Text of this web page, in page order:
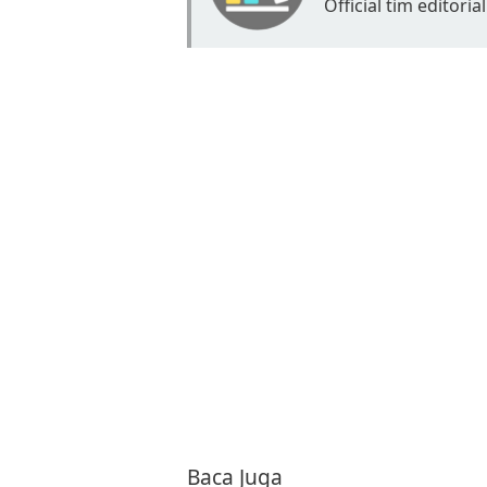
Official tim
Baca Juga